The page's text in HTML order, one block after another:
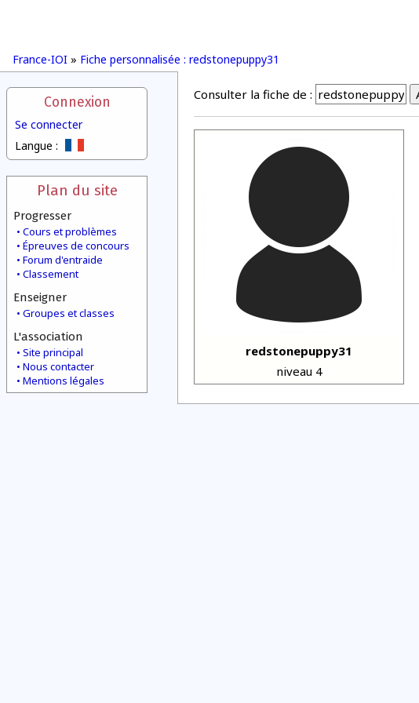
France-IOI » Fiche personnalisée : redstonepuppy31
Connexion
Se connecter
Langue :
Plan du site
Progresser
Cours et problèmes
Épreuves de concours
Forum d'entraide
Classement
Enseigner
Groupes et classes
L'association
Site principal
Nous contacter
Mentions légales
Consulter la fiche de :
redstonepuppy31
niveau 4